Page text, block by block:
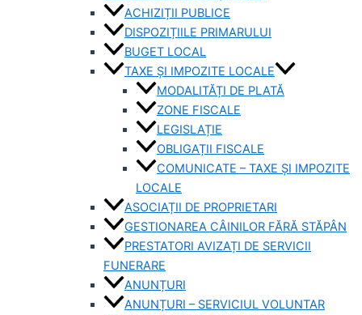
ACHIZIȚII PUBLICE
DISPOZIȚIILE PRIMARULUI
BUGET LOCAL
TAXE ȘI IMPOZITE LOCALE
MODALITĂȚI DE PLATĂ
ZONE FISCALE
LEGISLAȚIE
OBLIGAȚII FISCALE
COMUNICATE – TAXE ȘI IMPOZITE
LOCALE
ASOCIAȚII DE PROPRIETARI
GESTIONAREA CÂINILOR FĂRĂ STĂPÂN
PRESTATORI AVIZAȚI DE SERVICII
FUNERARE
ANUNȚURI
ANUNȚURI – SERVICIUL VOLUNTAR